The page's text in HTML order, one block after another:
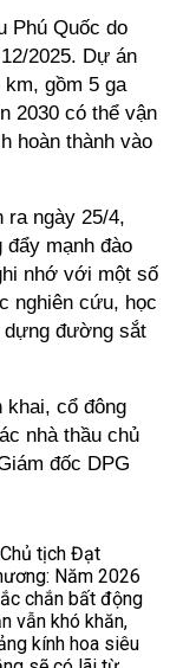
Phú Quốc do
2025. Dự án
km, gồm 5 ga
2030 có thể vận
hoàn thành vào
ngày 25/4,
mạnh đào
nhớ với một số
nghiên cứu, học
dựng đường sắt
cổ đông
nhà thầu chủ
đốc DPG